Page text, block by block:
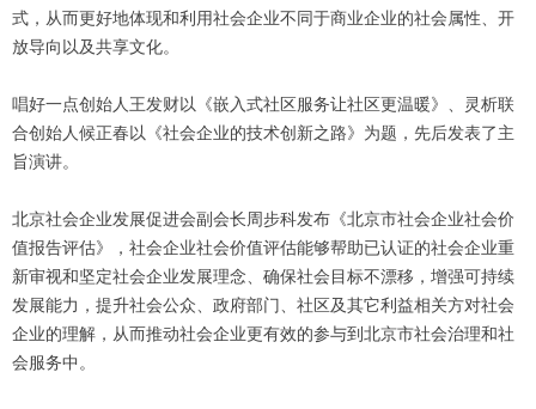
式，从而更好地体现和利用社会企业不同于商业企业的社会属性、开
放导向以及共享文化。
唱好一点创始人王发财以《嵌入式社区服务让社区更温暖》、灵析联
合创始人候正春以《社会企业的技术创新之路》为题，先后发表了主
旨演讲。
北京社会企业发展促进会副会长周步科发布《北京市社会企业社会价
值报告评估》，社会企业社会价值评估能够帮助已认证的社会企业重
新审视和坚定社会企业发展理念、确保社会目标不漂移，增强可持续
发展能力，提升社会公众、政府部门、社区及其它利益相关方对社会
企业的理解，从而推动社会企业更有效的参与到北京市社会治理和社
会服务中。